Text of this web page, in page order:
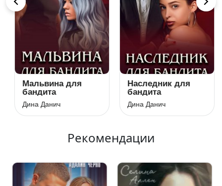
Мальвина для
бандита
Дина Данич
Наследник для
бандита
Дина Данич
Рекомендации